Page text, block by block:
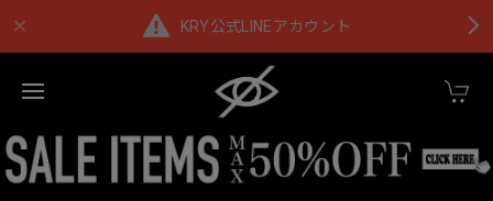
KRY公式LINEアカウント